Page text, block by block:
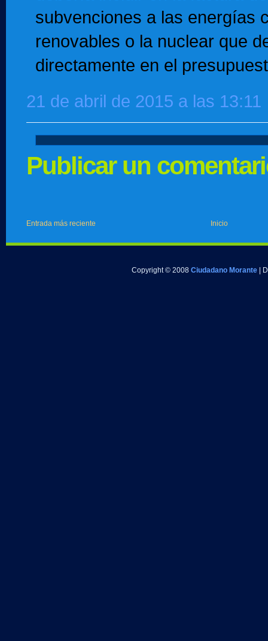
subvenciones a las energías
renovables o la nuclear que
directamente en el
21 de abril de 2015 a las 13:11
Publicar un
Entrada más reciente Inicio
Copyright © 2008 Ciudadano Morante |